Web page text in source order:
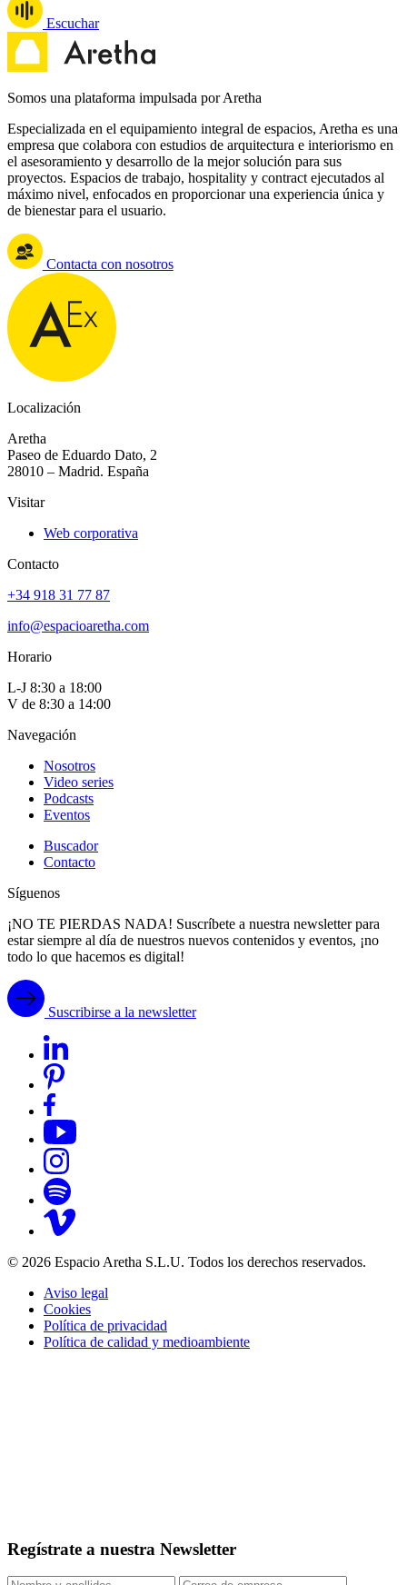
Escuchar
Somos una plataforma impulsada por Aretha
Especializada en el equipamiento integral de espacios, Aretha es una
empresa que colabora con estudios de arquitectura e interiorismo en
el asesoramiento y desarrollo de la mejor solución para sus
proyectos. Espacios de trabajo, hospitality y contract ejecutados al
máximo nivel, enfocados en proporcionar una experiencia única y
de bienestar para el usuario.
Contacta con nosotros
Localización
Aretha
Paseo de Eduardo Dato, 2
28010 – Madrid. España
Visitar
Web corporativa
Contacto
+34 918 31 77 87
info@espacioaretha.com
Horario
L-J 8:30 a 18:00
V de 8:30 a 14:00
Navegación
Nosotros
Video series
Podcasts
Eventos
Buscador
Contacto
Síguenos
¡NO TE PIERDAS NADA! Suscríbete a nuestra newsletter para
estar siempre al día de nuestros nuevos contenidos y eventos, ¡no
todo lo que hacemos es digital!
Suscribirse a la newsletter
© 2026 Espacio Aretha S.L.U. Todos los derechos reservados.
Aviso legal
Cookies
Política de privacidad
Política de calidad y medioambiente
Regístrate a nuestra Newsletter